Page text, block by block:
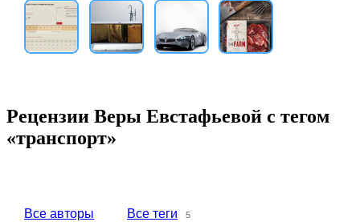
Рецензии Веры Евстафьевой с тегом
«транспорт»
Все авторы Все теги 5